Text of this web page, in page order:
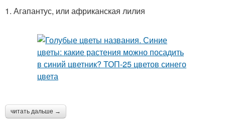
1. Агапантус, или африканская лилия
читать дальше →